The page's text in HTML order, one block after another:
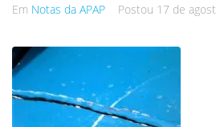
Em Notas da APAP Postou 17 de